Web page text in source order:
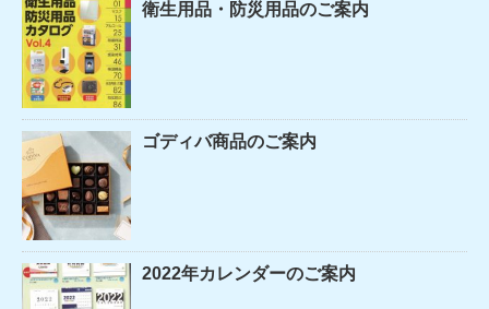
衛生用品・防災用品のご案内
ゴディバ商品のご案内
2022年カレンダーのご案内